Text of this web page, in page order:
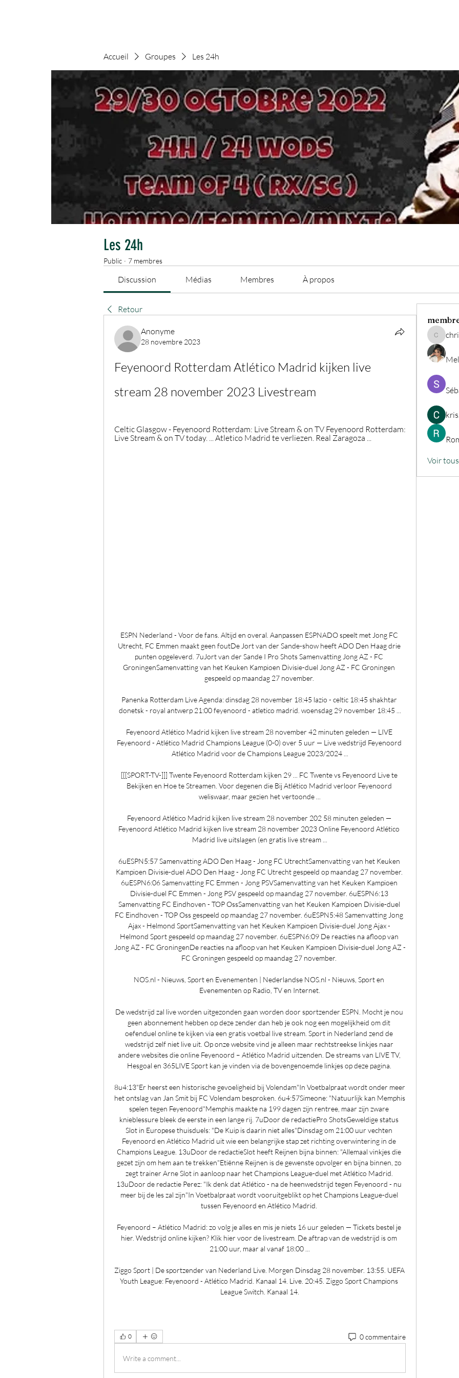
Accueil Groupes Les 24h
Les 24h
Public · 7 membres
Discussion Médias Membres À propos
Retour
Anonyme
28 novembre 2023
Feyenoord Rotterdam Atlético Madrid kijken live
stream 28 november 2023 Livestream
Celtic Glasgow - Feyenoord Rotterdam: Live Stream & on TV Feyenoord Rotterdam:
Live Stream & on TV today. ... Atletico Madrid te verliezen. Real Zaragoza ...
ESPN Nederland - Voor de fans. Altijd en overal. Aanpassen ESPNADO speelt met Jong FC
Utrecht, FC Emmen maakt geen foutDe Jort van der Sande-show heeft ADO Den Haag drie
punten opgeleverd. 7uJort van der Sande I Pro Shots Samenvatting Jong AZ - FC
GroningenSamenvatting van het Keuken Kampioen Divisie-duel Jong AZ - FC Groningen
gespeeld op maandag 27 november.
Panenka Rotterdam Live Agenda: dinsdag 28 november 18:45 lazio - celtic 18:45 shakhtar
donetsk - royal antwerp 21:00 feyenoord - atletico madrid. woensdag 29 november 18:45 ...
Feyenoord Atlético Madrid kijken live stream 28 november 42 minuten geleden — LIVE
Feyenoord - Atlético Madrid Champions League (0-0) over 5 uur — Live wedstrijd Feyenoord
Atlético Madrid voor de Champions League 2023/2024 ...
[[[SPORT-TV-]]] Twente Feyenoord Rotterdam kijken 29 ... FC Twente vs Feyenoord Live te
Bekijken en Hoe te Streamen. Voor degenen die Bij Atlético Madrid verloor Feyenoord
weliswaar, maar gezien het vertoonde ...
Feyenoord Atlético Madrid kijken live stream 28 november 202 58 minuten geleden —
Feyenoord Atlético Madrid kijken live stream 28 november 2023 Online Feyenoord Atlético
Madrid live uitslagen (en gratis live stream ...
6uESPN5:57 Samenvatting ADO Den Haag - Jong FC UtrechtSamenvatting van het Keuken
Kampioen Divisie-duel ADO Den Haag - Jong FC Utrecht gespeeld op maandag 27 november.
6uESPN6:06 Samenvatting FC Emmen - Jong PSVSamenvatting van het Keuken Kampioen
Divisie-duel FC Emmen - Jong PSV gespeeld op maandag 27 november. 6uESPN6:13
Samenvatting FC Eindhoven - TOP OssSamenvatting van het Keuken Kampioen Divisie-duel
FC Eindhoven - TOP Oss gespeeld op maandag 27 november. 6uESPN5:48 Samenvatting Jong
Ajax - Helmond SportSamenvatting van het Keuken Kampioen Divisie-duel Jong Ajax -
Helmond Sport gespeeld op maandag 27 november. 6uESPN6:09 De reacties na afloop van
Jong AZ - FC GroningenDe reacties na afloop van het Keuken Kampioen Divisie-duel Jong AZ -
FC Groningen gespeeld op maandag 27 november.
NOS.nl - Nieuws, Sport en Evenementen | Nederlandse NOS.nl - Nieuws, Sport en
Evenementen op Radio, TV en Internet.
De wedstrijd zal live worden uitgezonden gaan worden door sportzender ESPN. Mocht je nou
geen abonnement hebben op deze zender dan heb je ook nog een mogelijkheid om dit
oefenduel online te kijken via een gratis voetbal live stream. Sport in Nederland zend de
wedstrijd zelf niet live uit. Op onze website vind je alleen maar rechtstreekse linkjes naar
andere websites die online Feyenoord – Atlético Madrid uitzenden. De streams van LIVE TV,
Hesgoal en 365LIVE Sport kan je vinden via de bovengenoemde linkjes op deze pagina.
8u4:13"Er heerst een historische gevoeligheid bij Volendam"In Voetbalpraat wordt onder meer
het ontslag van Jan Smit bij FC Volendam besproken. 6u4:57Simeone: "Natuurlijk kan Memphis
spelen tegen Feyenoord"Memphis maakte na 199 dagen zijn rentree, maar zijn zware
knieblessure bleek de eerste in een lange rij. 7uDoor de redactiePro ShotsGeweldige status
Slot in Europese thuisduels: "De Kuip is daarin niet alles"Dinsdag om 21:00 uur vechten
Feyenoord en Atlético Madrid uit wie een belangrijke stap zet richting overwintering in de
Champions League. 13uDoor de redactieSlot heeft Reijnen bijna binnen: "Allemaal vinkjes die
gezet zijn om hem aan te trekken"Etiënne Reijnen is de gewenste opvolger en bijna binnen, zo
zegt trainer Arne Slot in aanloop naar het Champions League-duel met Atlético Madrid.
13uDoor de redactie Perez: "Ik denk dat Atlético - na de heenwedstrijd tegen Feyenoord - nu
meer bij de les zal zijn"In Voetbalpraat wordt vooruitgeblikt op het Champions League-duel
tussen Feyenoord en Atlético Madrid.
Feyenoord – Atlético Madrid: zo volg je alles en mis je niets 16 uur geleden — Tickets bestel je
hier. Wedstrijd online kijken? Klik hier voor de livestream. De aftrap van de wedstrijd is om
21:00 uur, maar al vanaf 18:00 ...
Ziggo Sport | De sportzender van Nederland Live. Morgen Dinsdag 28 november. 13:55. UEFA
Youth League: Feyenoord - Atlético Madrid. Kanaal 14. Live. 20:45. Ziggo Sport Champions
League Switch. Kanaal 14.
0 0 commentaire
Write a comment...
Voir